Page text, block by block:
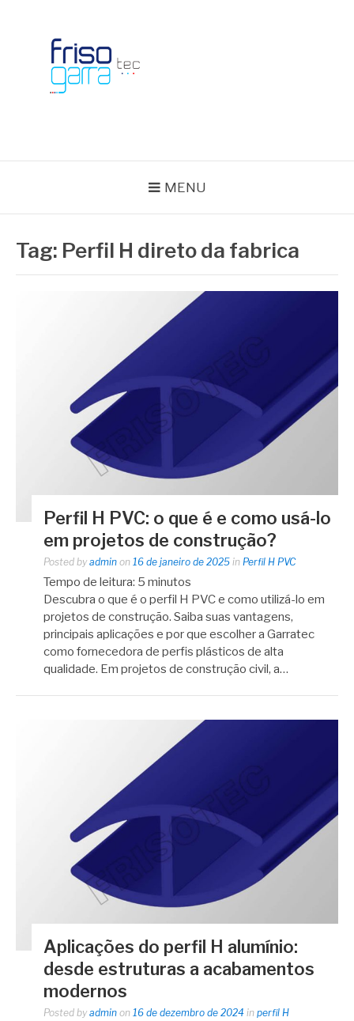
MENU
Tag: Perfil H direto da fabrica
Perfil H PVC: o que é e como usá-lo
em projetos de construção?
Posted by admin on 16 de janeiro de 2025 in Perfil H PVC
Tempo de leitura: 5 minutos
Descubra o que é o perfil H PVC e como utilizá-lo em
projetos de construção. Saiba suas vantagens,
principais aplicações e por que escolher a Garratec
como fornecedora de perfis plásticos de alta
qualidade. Em projetos de construção civil, a…
Aplicações do perfil H alumínio:
desde estruturas a acabamentos
modernos
Posted by admin on 16 de dezembro de 2024 in perfil H